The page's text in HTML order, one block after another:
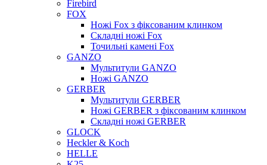
Firebird
FOX
Ножі Fox з фіксованим клинком
Складні ножі Fox
Точильні камені Fox
GANZO
Мультитули GANZO
Ножі GANZO
GERBER
Мультитули GERBER
Ножі GERBER з фіксованим клинком
Складні ножі GERBER
GLOCK
Heckler & Koch
HELLE